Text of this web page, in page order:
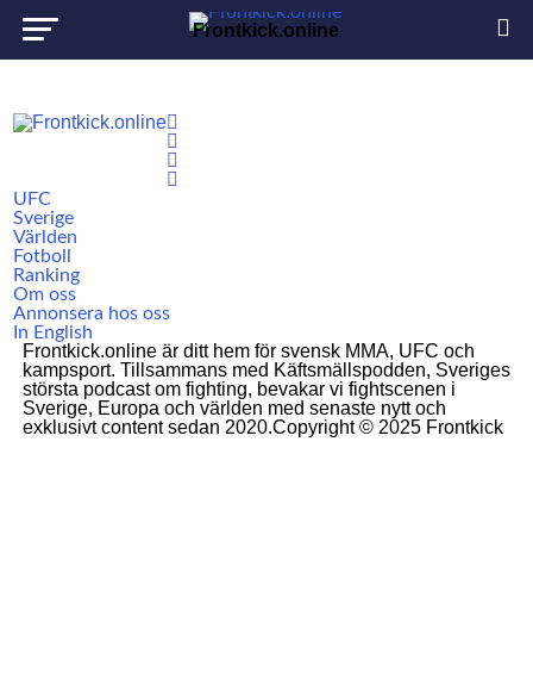
Frontkick.online
UFC
Sverige
Världen
Fotboll
Ranking
Om oss
Annonsera hos oss
In English
Frontkick.online är ditt hem för svensk MMA, UFC och
kampsport. Tillsammans med Käftsmällspodden, Sveriges
största podcast om fighting, bevakar vi fightscenen i
Sverige, Europa och världen med senaste nytt och
exklusivt content sedan 2020.Copyright © 2025 Frontkick